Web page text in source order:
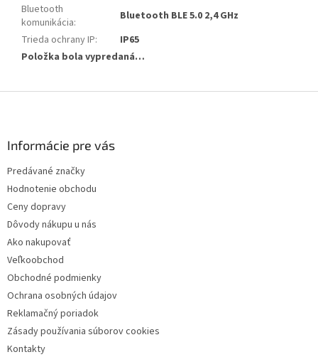
Bluetooth
komunikácia:
Bluetooth BLE 5.0 2,4 GHz
Trieda ochrany IP:
IP65
Položka bola vypredaná…
Informácie pre vás
Predávané značky
Hodnotenie obchodu
Ceny dopravy
Dôvody nákupu u nás
Ako nakupovať
Veľkoobchod
Obchodné podmienky
Ochrana osobných údajov
Reklamačný poriadok
Zásady používania súborov cookies
Kontakty